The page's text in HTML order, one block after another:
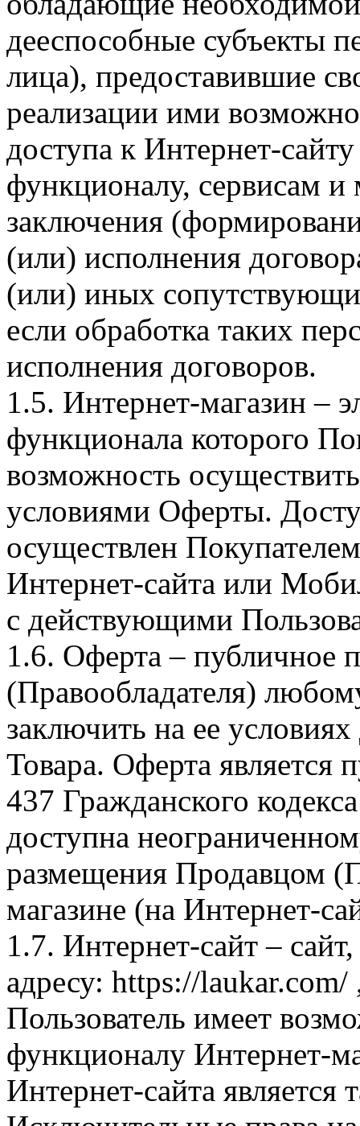
дееспособные субъекты
лица), предоставившие
реализации ими
доступа к Интернет-
функционалу, сервисам и
заключения
(или) исполнения
(или) иных
если обработка таких
исполнения договоров.
1.5. Интернет-магазин –
функционала которого
возможность
условиями Оферты.
осуществлен
Интернет-сайта или
с действующими
1.6. Оферта – публичное
(Правообладателя)
заключить на ее
Товара. Оферта является
437 Гражданского
доступна
размещения Продавцом
магазине (на Интернет-
1.7. Интернет-сайт –
адресу: https://laukar.com/
Пользователь имеет
функционалу Интернет-
Интернет-сайта